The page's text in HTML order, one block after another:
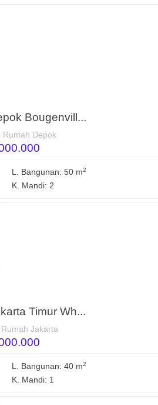
Bougenvill...
Rumah Depok
L. Bangunan: 50 m2
K. Mandi: 2
Timur Wh...
Jakarta
L. Bangunan: 40 m2
K. Mandi: 1